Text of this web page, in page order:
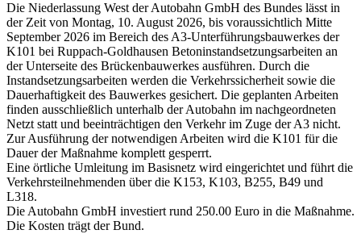
Die Niederlassung West der Autobahn GmbH des Bundes lässt in
der Zeit von Montag, 10. August 2026, bis voraussichtlich Mitte
September 2026 im Bereich des A3-Unterführungsbauwerkes der
K101 bei Ruppach-Goldhausen Betoninstandsetzungsarbeiten an
der Unterseite des Brückenbauwerkes ausführen. Durch die
Instandsetzungsarbeiten werden die Verkehrssicherheit sowie die
Dauerhaftigkeit des Bauwerkes gesichert. Die geplanten Arbeiten
finden ausschließlich unterhalb der Autobahn im nachgeordneten
Netzt statt und beeinträchtigen den Verkehr im Zuge der A3 nicht.
Zur Ausführung der notwendigen Arbeiten wird die K101 für die
Dauer der Maßnahme komplett gesperrt.
Eine örtliche Umleitung im Basisnetz wird eingerichtet und führt die
Verkehrsteilnehmenden über die K153, K103, B255, B49 und
L318.
Die Autobahn GmbH investiert rund 250.00 Euro in die Maßnahme.
Die Kosten trägt der Bund.